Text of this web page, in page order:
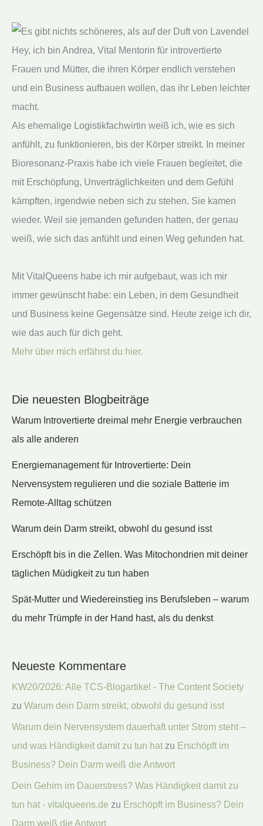
Hey, ich bin Andrea, Vital Mentorin für introvertierte
Frauen und Mütter, die ihren Körper endlich verstehen
und ein Business aufbauen wollen, das ihr Leben leichter
macht.
Als ehemalige Logistikfachwirtin weiß ich, wie es sich
anfühlt, zu funktionieren, bis der Körper streikt. In meiner
Bioresonanz-Praxis habe ich viele Frauen begleitet, die
mit Erschöpfung, Unverträglichkeiten und dem Gefühl
kämpften, irgendwie neben sich zu stehen. Sie kamen
wieder. Weil sie jemanden gefunden hatten, der genau
weiß, wie sich das anfühlt und einen Weg gefunden hat.
Mit VitalQueens habe ich mir aufgebaut, was ich mir
immer gewünscht habe: ein Leben, in dem Gesundheit
und Business keine Gegensätze sind. Heute zeige ich dir,
wie das auch für dich geht.
Mehr über mich erfährst du hier.
Die neuesten Blogbeiträge
Warum Introvertierte dreimal mehr Energie verbrauchen
als alle anderen
Energiemanagement für Introvertierte: Dein
Nervensystem regulieren und die soziale Batterie im
Remote-Alltag schützen
Warum dein Darm streikt, obwohl du gesund isst
Erschöpft bis in die Zellen. Was Mitochondrien mit deiner
täglichen Müdigkeit zu tun haben
Spät-Mutter und Wiedereinstieg ins Berufsleben – warum
du mehr Trümpfe in der Hand hast, als du denkst
Neueste Kommentare
KW20/2026: Alle TCS-Blogartikel - The Content Society
zu Warum dein Darm streikt, obwohl du gesund isst
Warum dein Nervensystem dauerhaft unter Strom steht –
und was Händigkeit damit zu tun hat zu Erschöpft im
Business? Dein Darm weiß die Antwort
Dein Gehirn im Dauerstress? Was Händigkeit damit zu
tun hat - vitalqueens.de zu Erschöpft im Business? Dein
Darm weiß die Antwort